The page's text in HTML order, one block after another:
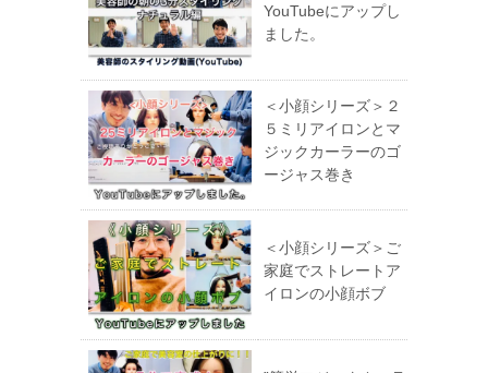
YouTubeにアップし
ました。
＜小顔シリーズ＞２
５ミリアイロンとマ
ジックカーラーのゴ
ージャス巻き
＜小顔シリーズ＞ご
家庭でストレートア
イロンの小顔ボブ